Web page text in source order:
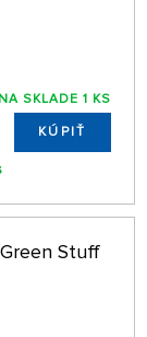
NA SKLADE 1 KS
KÚPIŤ
Stuff